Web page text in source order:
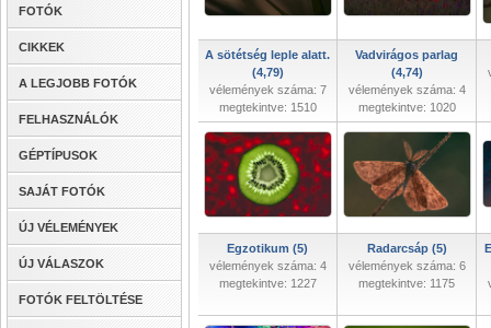
FOTÓK
CIKKEK
A LEGJOBB FOTÓK
FELHASZNÁLÓK
GÉPTÍPUSOK
SAJÁT FOTÓK
ÚJ VÉLEMÉNYEK
ÚJ VÁLASZOK
FOTÓK FELTÖLTÉSE
A sötétség leple alatt.
(4,79)
vélemények száma: 7
megtekintve: 1510
Vadvirágos parlag
(4,74)
vélemények száma: 4
megtekintve: 1020
Egzotikum (5)
vélemények száma: 4
megtekintve: 1227
Radarcsáp (5)
vélemények száma: 6
megtekintve: 1175